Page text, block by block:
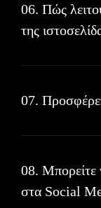
06. Πώς
της
07.
08. Μπορείτε
στα Social